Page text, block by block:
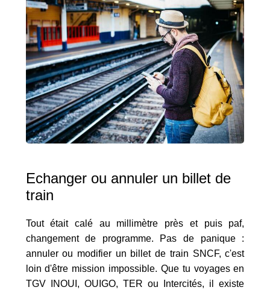
Echanger ou annuler un billet de
train
Tout était calé au millimètre près et puis paf,
changement de programme. Pas de panique :
annuler ou modifier un billet de train SNCF, c'est
loin d'être mission impossible. Que tu voyages en
TGV INOUI, OUIGO, TER ou Intercités, il existe